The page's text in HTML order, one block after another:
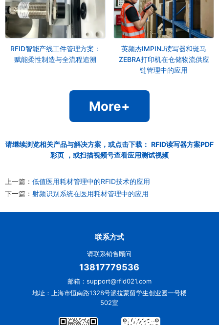
RFID智能产线工件管理方案：
赋能柔性制造与全流程追溯
英频杰IMPINJ读写器和斑马
ZEBRA打印机在仓储物流供应
链管理中的应用
More+
请继续浏览相关产品与解决方案，或点击下载： RFID读写器方案PDF
彩页 ，或扫描视频号查看应用测试视频
上一篇： 低值医用耗材管理中的RFID技术的应用
下一篇： 射频识别系统在医用耗材管理中的应用
联系方式
请联系销售顾问
13817779536
邮箱：support@rfid021.com
地址：上海市恒南路1328号派拉蒙留学生创业园一号楼
502室